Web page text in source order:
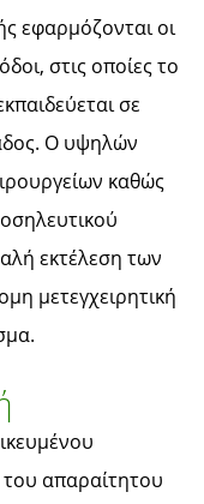
εφαρμόζονται οι
στις οποίες το
σε
Ο υψηλών
καθώς
εκτέλεση των
μετεγχειρητική
απαραίτητου